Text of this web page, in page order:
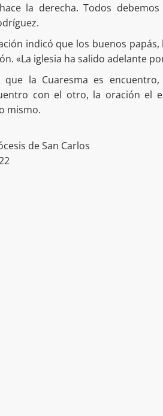
la derecha. Todos
indicó que los buenos
«La iglesia ha salido adelante
la Cuaresma es
con el otro, la oración el
mismo.
de San Carlos